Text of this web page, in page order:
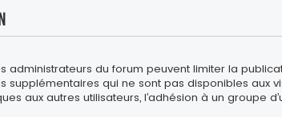
administrateurs du forum peuvent limiter la
qui ne sont pas disponibles aux
aux autres utilisateurs, l’adhésion à un groupe